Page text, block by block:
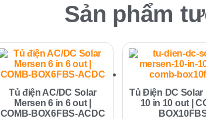
Sản phẩm
Tủ điện AC/DC Solar
Mersen 6 in 6 out |
COMB-BOX6FBS-ACDC
Tủ Điện DC Solar
10 in 10 out |